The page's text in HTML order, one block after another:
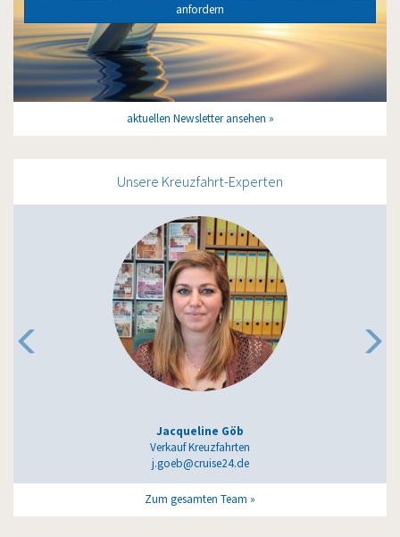
anfordern
aktuellen Newsletter ansehen
Unsere Kreuzfahrt-Experten
Jacqueline Göb
Verkauf Kreuzfahrten
j.goeb@cruise24.de
Zum gesamten Team